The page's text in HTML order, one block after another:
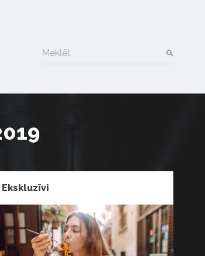
Meklēt
Ekskluzīvi